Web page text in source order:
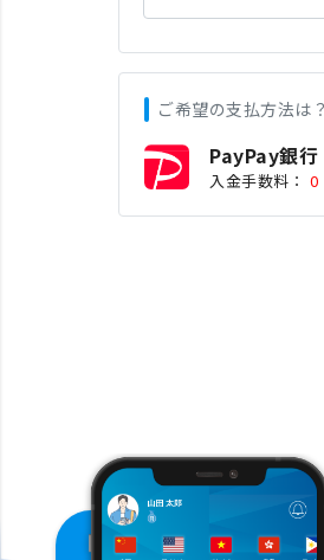
ご希望の支払方法は？
PayPay銀行
入金手数料： 0